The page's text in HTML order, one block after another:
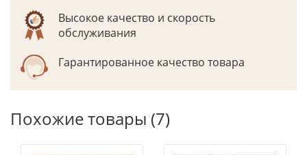
Высокое качество и скорость
обслуживания
Гарантированное качество товара
Похожие товары (7)